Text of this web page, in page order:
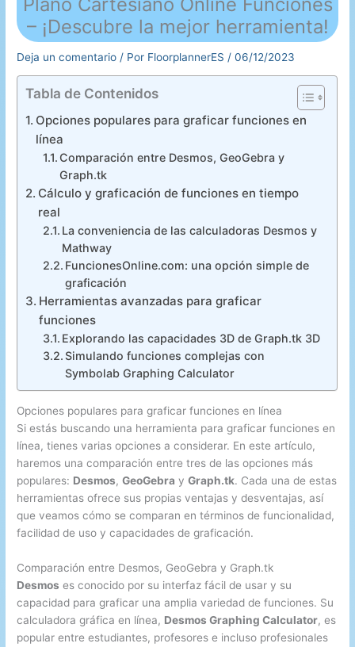
– ¡Descubre la mejor herramienta!
Deja un comentario / Por FloorplannerES /06/12/2023
Tabla de Contenidos
Opciones populares para graficar funciones en
línea
Comparación entre Desmos, GeoGebra y
Graph.tk
Cálculo y graficación de funciones en tiempo
real
La conveniencia de las calculadoras Desmos y
Mathway
FuncionesOnline.com: una opción simple de
graficación
Herramientas avanzadas para graficar
funciones
Explorando las capacidades 3D de Graph.tk 3D
Simulando funciones complejas con
Symbolab Graphing Calculator
Opciones populares para graficar funciones en línea
Si estás buscando una herramienta para graficar funciones en
línea, tienes varias opciones a considerar. En este artículo,
haremos una comparación entre tres de las opciones más
populares: Desmos,GeoGebra yGraph.tk. Cada una de estas
herramientas ofrece sus propias ventajas y desventajas, así
que veamos cómo se comparan en términos de funcionalidad,
facilidad de uso y capacidades de graficación.
Comparación entre Desmos, GeoGebra y Graph.tk
Desmos es conocido por su interfaz fácil de usar y su
capacidad para graficar una amplia variedad de funciones. Su
calculadora gráfica en línea, Desmos Graphing Calculator, es
popular entre estudiantes, profesores e incluso profesionales